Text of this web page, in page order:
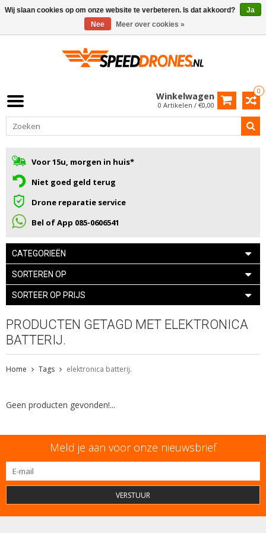
0
Winkelwagen
0 Artikelen / €0,00
Voor 15u, morgen in huis*
Niet goed geld terug
Drone reparatie service
Bel of App 085-0606541
CATEGORIEËN
SORTEREN OP
SORTEER OP PRIJS
PRODUCTEN GETAGD MET ELEKTRONICA
BATTERIJ.
Home Tags elektronica batterij.
Geen producten gevonden!...
Meld je aan voor onze nieuwsbrief
VERSTUUR
Wij slaan cookies op om onze website te verbeteren. Is dat akkoord?
Ja
Nee
Meer over cookies »